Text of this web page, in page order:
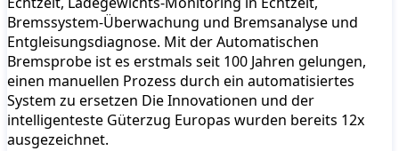
Bremssystem-Überwachung und Bremsanalyse und
Entgleisungsdiagnose. Mit der Automatischen
Bremsprobe ist es erstmals seit 100 Jahren gelungen,
einen manuellen Prozess durch ein automatisiertes
System zu ersetzen Die Innovationen und der
intelligenteste Güterzug Europas wurden bereits 12x
ausgezeichnet.